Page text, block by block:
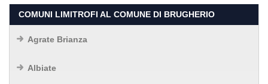
COMUNI LIMITROFI AL COMUNE DI BRUGHERIO
Agrate Brianza
Albiate